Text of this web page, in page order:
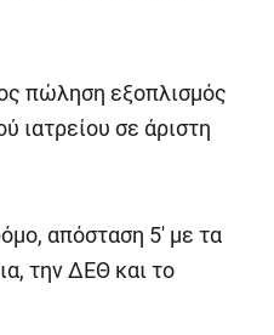
πώληση εξοπλισμός
ιατρείου σε άριστη
απόσταση 5′ με τα
την ΔΕΘ και το